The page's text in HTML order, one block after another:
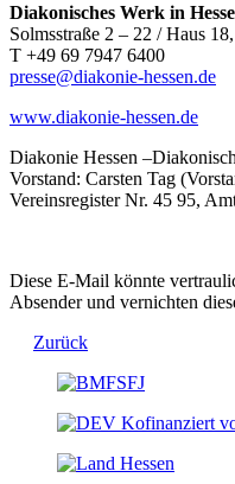
Diakonisches Werk in
Solmsstraße 2 – 22 / Haus
T +49 69 7947 6400
presse@diakonie-hessen.de
www.diakonie-hessen.de
Diakonie Hessen
Vorstand: Carsten Tag
Vereinsregister Nr. 45 95,
Diese E-Mail könnte
Absender und vernichten
Zurück